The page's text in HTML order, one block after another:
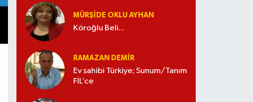
MÜRŞIDE OKLU AYHAN
Köroğlu Beli...
RAMAZAN DEMİR
Ev sahibi Türkiye; Sunum/Tanım
FİL’ce